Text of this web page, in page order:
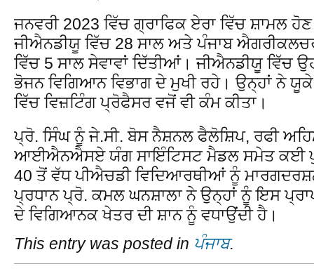
ਜਨਵਰੀ 2023 ਵਿੱਚ ਗ੍ਰਾਫਿਕ ਏਰਾ ਵਿੱਚ ਸ਼ਾਮਲ
ਜੀਐਨਡੀਯੂ ਵਿੱਚ 28 ਸਾਲ ਅਤੇ ਪੰਜਾਬ
ਵਿੱਚ 5 ਸਾਲ ਸੇਵਾਵਾਂ ਦਿੱਤੀਆਂ। ਜੀਐਨਡੀਯੂ ਵਿੱਚ
ਭੋਜਨ ਵਿਗਿਆਨ ਵਿਭਾਗ ਦੇ ਮੁਖੀ ਰਹੇ। ਉਨ੍ਹਾਂ ਨੇ
ਵਿੱਚ ਵਿਜ਼ਟਿੰਗ ਪ੍ਰੋਫੈਸਰ ਵਜੋਂ ਵੀ ਕੰਮ ਕੀਤਾ।
ਪ੍ਰੋ. ਸਿੰਘ ਨੂੰ ਜੇ.ਸੀ. ਬੋਸ ਨੈਸ਼ਨਲ ਫੈਲੋਸ਼ਿਪ, ਰਫੀ
ਆਈਐਨਐਸਏ ਯੰਗ ਸਾਇੰਟਿਸਟ ਮੈਡਲ ਸਮੇਤ ਕਈ
40 ਤੋਂ ਵੱਧ ਪੀਐਚਡੀ ਵਿਦਿਆਰਥੀਆਂ ਨੂੰ
ਪ੍ਰਧਾਨ ਪ੍ਰੋ. ਕਮਲ ਘਨਸ਼ਾਲਾ ਨੇ ਉਨ੍ਹਾਂ ਨੂੰ ਇਸ
ਦੇ ਵਿਗਿਆਨਕ ਖੇਤਰ ਦੀ ਸ਼ਾਨ ਨੂੰ ਵਧਾਉਂਦੀ ਹੈ।
This entry was posted in ਪੰਜਾਬ.